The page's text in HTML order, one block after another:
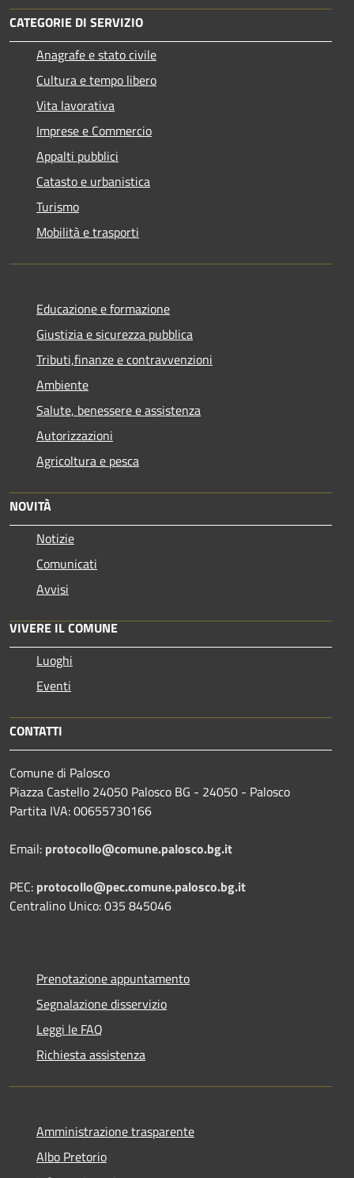
CATEGORIE DI SERVIZIO
Anagrafe e stato civile
Cultura e tempo libero
Vita lavorativa
Imprese e Commercio
Appalti pubblici
Catasto e urbanistica
Turismo
Mobilità e trasporti
Educazione e formazione
Giustizia e sicurezza pubblica
Tributi,finanze e contravvenzioni
Ambiente
Salute, benessere e assistenza
Autorizzazioni
Agricoltura e pesca
NOVITÀ
Notizie
Comunicati
Avvisi
VIVERE IL COMUNE
Luoghi
Eventi
CONTATTI
Comune di Palosco
Piazza Castello 24050 Palosco BG - 24050 - Palosco
Partita IVA: 00655730166
Email: protocollo@comune.palosco.bg.it
PEC: protocollo@pec.comune.palosco.bg.it
Centralino Unico: 035 845046
Prenotazione appuntamento
Segnalazione disservizio
Leggi le FAQ
Richiesta assistenza
Amministrazione trasparente
Albo Pretorio